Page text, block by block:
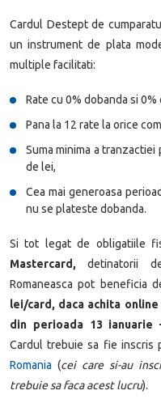
Cardul Destept de
un instrument de plata
multiple facilitati:
Rate cu 0% dobanda si
Pana la 12 rate la orice
Suma minima a
de lei,
Cea mai generoasa
nu se plateste dobanda.
Si tot legat de obligatiile
Mastercard, detinatorii
Romaneasca pot beneficia
lei/card, daca achita
din perioada 13 ianuarie
Cardul trebuie sa fie inscris
Romania (cei care si-au
trebuie sa faca acest lucru).